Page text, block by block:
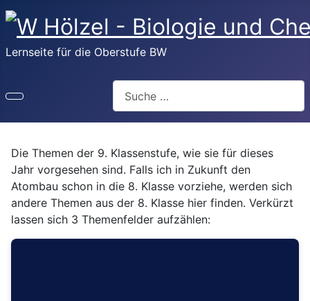
Lernseite für die Oberstufe BW
Die Themen der 9. Klassenstufe, wie sie für dieses
Jahr vorgesehen sind. Falls ich in Zukunft den
Atombau schon in die 8. Klasse vorziehe, werden sich
andere Themen aus der 8. Klasse hier finden. Verkürzt
lassen sich 3 Themenfelder aufzählen: